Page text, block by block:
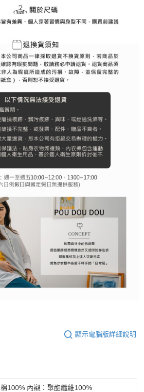
顯示電腦版詳細說明
棉100% 內襯：聚酯纖維100%